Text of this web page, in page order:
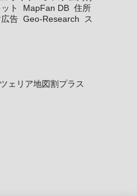
ト MapFan DB 住所
広告 Geo-Research
ス
ェリア地図割プラス